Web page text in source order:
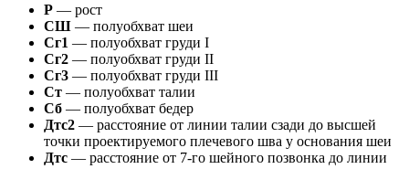
Р — рост
СШ — полуобхват шеи
Сг1 — полуобхват груди I
Сг2 — полуобхват груди II
Сг3 — полуобхват груди III
Ст — полуобхват талии
Сб — полуобхват бедер
Дтс2 — расстояние от линии талии сзади до высшей
точки проектируемого плечевого шва у основания шеи
Дтс — расстояние от 7-го шейного позвонка до линии